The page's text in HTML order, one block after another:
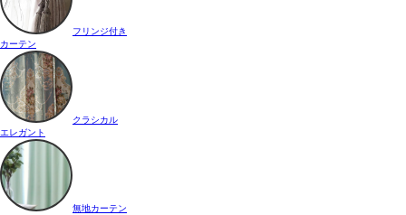
フリンジ付き
カーテン
クラシカル
エレガント
無地カーテン